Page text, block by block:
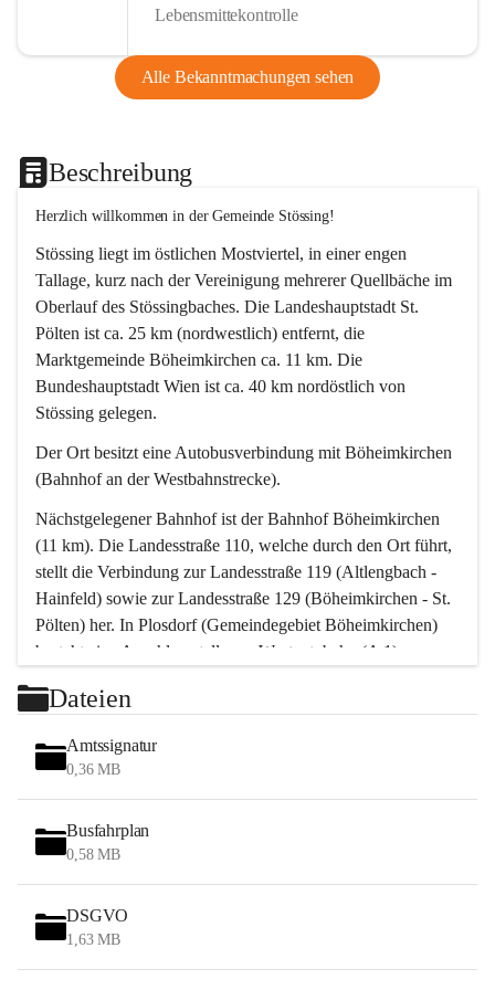
Lebensmittekontrolle
Alle Bekanntmachungen sehen
Beschreibung
Herzlich willkommen in der Gemeinde Stössing!
Stössing liegt im östlichen Mostviertel, in einer engen
Tallage, kurz nach der Vereinigung mehrerer Quellbäche im
Oberlauf des Stössingbaches. Die Landeshauptstadt St.
Pölten ist ca. 25 km (nordwestlich) entfernt, die
Marktgemeinde Böheimkirchen ca. 11 km. Die
Bundeshauptstadt Wien ist ca. 40 km nordöstlich von
Stössing gelegen.
Der Ort besitzt eine Autobusverbindung mit Böheimkirchen
(Bahnhof an der Westbahnstrecke).
Nächstgelegener Bahnhof ist der Bahnhof Böheimkirchen
(11 km). Die Landesstraße 110, welche durch den Ort führt,
stellt die Verbindung zur Landesstraße 119 (Altlengbach -
Hainfeld) sowie zur Landesstraße 129 (Böheimkirchen - St.
Pölten) her. In Plosdorf (Gemeindegebiet Böheimkirchen)
besteht eine Anschlussstelle zur Westautobahn (A 1).
Wien erreicht man in ca. 45 Minuten.
Stössing zählt noch zum Naherholungsraum Wien sowie
zum Naherholungsraum St. Pölten. Viele Bauernhöfe hatten
„ihre Wiener“. Seit 1960 bauten viele Wiener
Wochenendhäuser im Gemeindegebiet. Wegen des
waldreichen Jagdgebietes haben viele Jagdpächter ihre
Das Wandern ist aus touristischer Sicht die bedeutendste
Tätigkeit. Das hügelige Gebiet mit Wanderwegen durch
Wiesen, Wälder und Obstkulturen lädt dazu ein. Gefördert
Dateien
Amtssignatur
0,36 MB
Busfahrplan
0,58 MB
DSGVO
1,63 MB